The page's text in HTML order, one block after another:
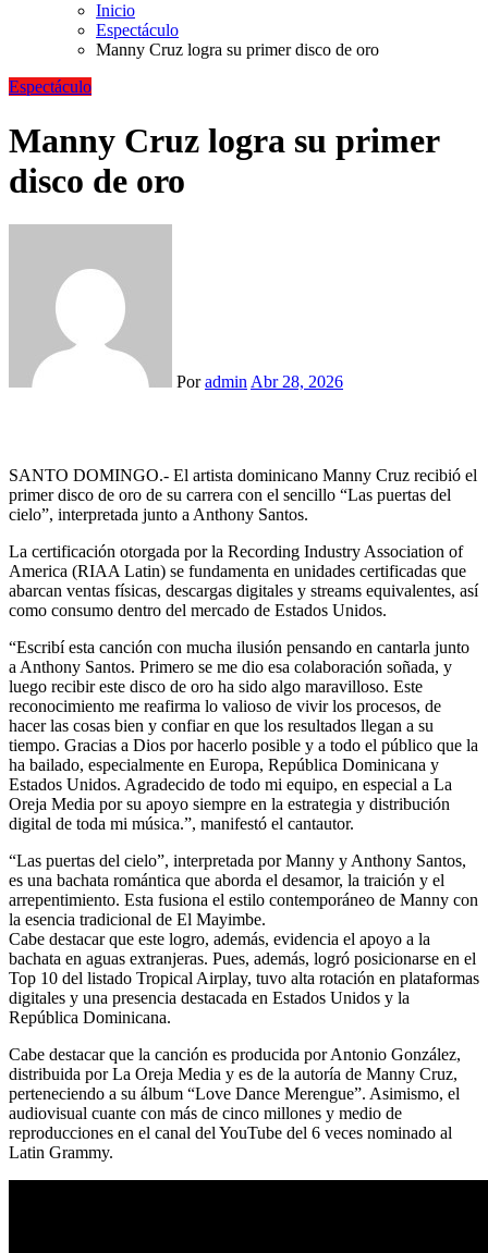
Inicio
Espectáculo
Manny Cruz logra su primer disco de oro
Espectáculo
Manny Cruz logra su primer
disco de oro
Poradmin Abr 28, 2026
SANTO DOMINGO.- El artista dominicano Manny Cruz recibió el
primer disco de oro de su carrera con el sencillo “Las puertas del
cielo”, interpretada junto a Anthony Santos.
La certificación otorgada por la Recording Industry Association of
America (RIAA Latin) se fundamenta en unidades certificadas que
abarcan ventas físicas, descargas digitales y streams equivalentes, así
como consumo dentro del mercado de Estados Unidos.
“Escribí esta canción con mucha ilusión pensando en cantarla junto
a Anthony Santos. Primero se me dio esa colaboración soñada, y
luego recibir este disco de oro ha sido algo maravilloso. Este
reconocimiento me reafirma lo valioso de vivir los procesos, de
hacer las cosas bien y confiar en que los resultados llegan a su
tiempo. Gracias a Dios por hacerlo posible y a todo el público que la
ha bailado, especialmente en Europa, República Dominicana y
Estados Unidos. Agradecido de todo mi equipo, en especial a La
Oreja Media por su apoyo siempre en la estrategia y distribución
digital de toda mi música.”, manifestó el cantautor.
“Las puertas del cielo”, interpretada por Manny y Anthony Santos,
es una bachata romántica que aborda el desamor, la traición y el
arrepentimiento. Esta fusiona el estilo contemporáneo de Manny con
la esencia tradicional de El Mayimbe.
Cabe destacar que este logro, además, evidencia el apoyo a la
bachata en aguas extranjeras. Pues, además, logró posicionarse en el
Top 10 del listado Tropical Airplay, tuvo alta rotación en plataformas
digitales y una presencia destacada en Estados Unidos y la
República Dominicana.
Cabe destacar que la canción es producida por Antonio González,
distribuida por La Oreja Media y es de la autoría de Manny Cruz,
perteneciendo a su álbum “Love Dance Merengue”. Asimismo, el
audiovisual cuante con más de cinco millones y medio de
reproducciones en el canal del YouTube del 6 veces nominado al
Latin Grammy.